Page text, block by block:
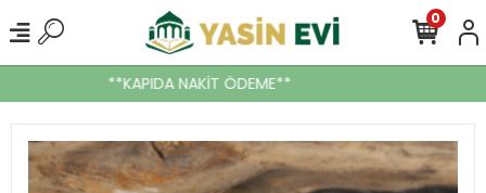
**KAPIDA NAKİT ÖDEME**
0